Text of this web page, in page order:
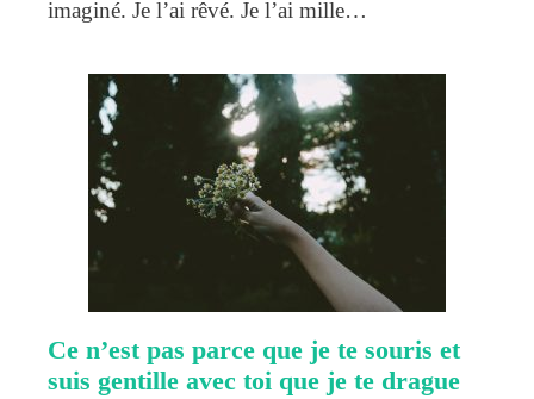
imaginé. Je l’ai rêvé. Je l’ai mille…
Ce n’est pas parce que je te souris et
suis gentille avec toi que je te drague